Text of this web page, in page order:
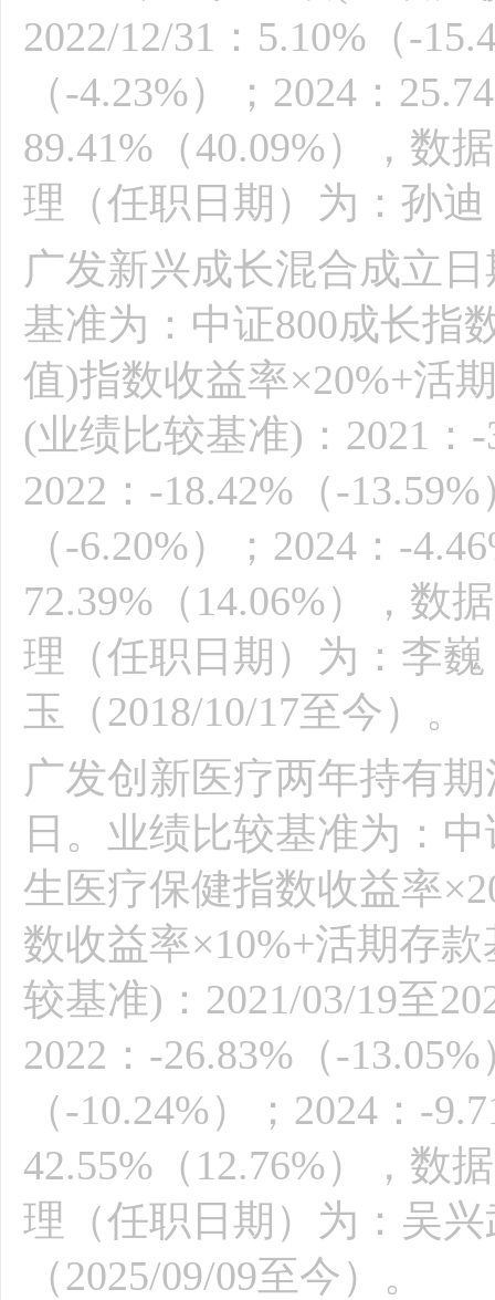
2022/12/31：5.10%（-
（-4.23%）；2024：
89.41%（40.09%），数
理（任职日期）为：孙迪
广发新兴成长混合成立
基准为：中证800成长指
值)指数收益率×20%+活
(业绩比较基准)：2021：
2022：-18.42%（-
（-6.20%）；2024：-
72.39%（14.06%），数
理（任职日期）为：李巍
玉（2018/10/17至今）。
广发创新医疗两年持有
日。业绩比较基准为：
生医疗保健指数收益率
数收益率×10%+活期存
较基准)：2021/03/19至
2022：-26.83%（-
（-10.24%）；2024：-
42.55%（12.76%），数
理（任职日期）为：吴
（2025/09/09至今）。